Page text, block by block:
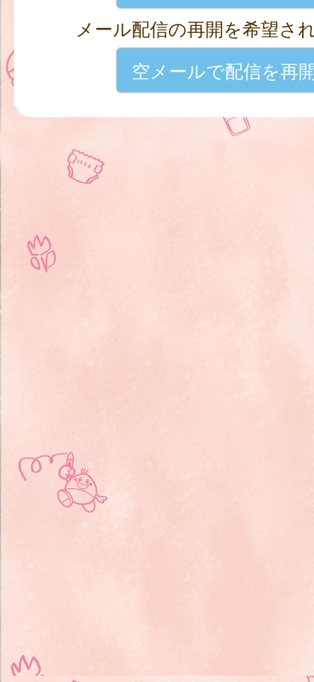
メール配信の再開を希望さ
空メールで配信を再